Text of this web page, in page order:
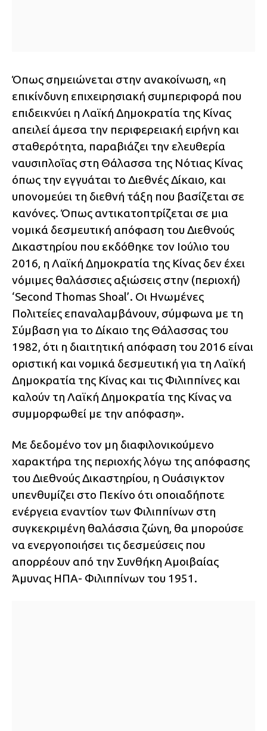
Όπως σημειώνεται στην ανακοίνωση, «η
επικίνδυνη επιχειρησιακή συμπεριφορά που
επιδεικνύει η Λαϊκή Δημοκρατία της Κίνας
απειλεί άμεσα την περιφερειακή ειρήνη και
σταθερότητα, παραβιάζει την ελευθερία
ναυσιπλοΐας στη Θάλασσα της Νότιας Κίνας
όπως την εγγυάται το Διεθνές Δίκαιο, και
υπονομεύει τη διεθνή τάξη που βασίζεται σε
κανόνες. Όπως αντικατοπτρίζεται σε μια
νομικά δεσμευτική απόφαση του Διεθνούς
Δικαστηρίου που εκδόθηκε τον Ιούλιο του
2016, η Λαϊκή Δημοκρατία της Κίνας δεν έχει
νόμιμες θαλάσσιες αξιώσεις στην (περιοχή)
‘Second Thomas Shoal’. Οι Ηνωμένες
Πολιτείες επαναλαμβάνουν, σύμφωνα με τη
Σύμβαση για το Δίκαιο της Θάλασσας του
1982, ότι η διαιτητική απόφαση του 2016 είναι
οριστική και νομικά δεσμευτική για τη Λαϊκή
Δημοκρατία της Κίνας και τις Φιλιππίνες και
καλούν τη Λαϊκή Δημοκρατία της Κίνας να
συμμορφωθεί με την απόφαση».
Με δεδομένο τον μη διαφιλονικούμενο
χαρακτήρα της περιοχής λόγω της απόφασης
του Διεθνούς Δικαστηρίου, η Ουάσιγκτον
υπενθυμίζει στο Πεκίνο ότι οποιαδήποτε
ενέργεια εναντίον των Φιλιππίνων στη
συγκεκριμένη θαλάσσια ζώνη, θα μπορούσε
να ενεργοποιήσει τις δεσμεύσεις που
απορρέουν από την Συνθήκη Αμοιβαίας
Άμυνας ΗΠΑ- Φιλιππίνων του 1951.